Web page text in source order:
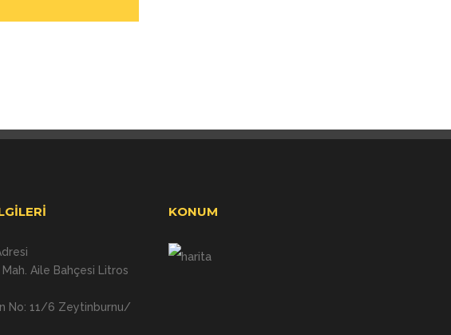
Aile Bahçesi Litros
No: 11/6 Zeytinburnu/
KONUM